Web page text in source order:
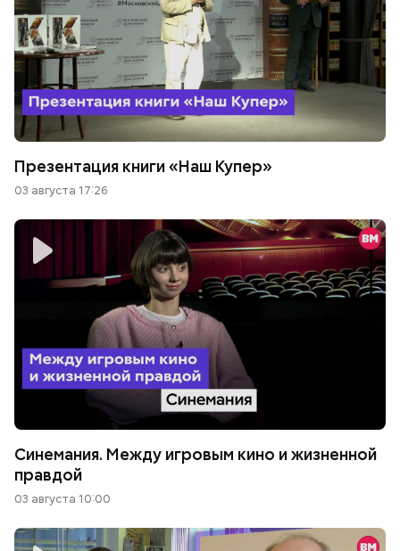
Презентация книги «Наш Купер»
03 августа 17:26
Синемания. Между игровым кино и жизненной
правдой
03 августа 10:00